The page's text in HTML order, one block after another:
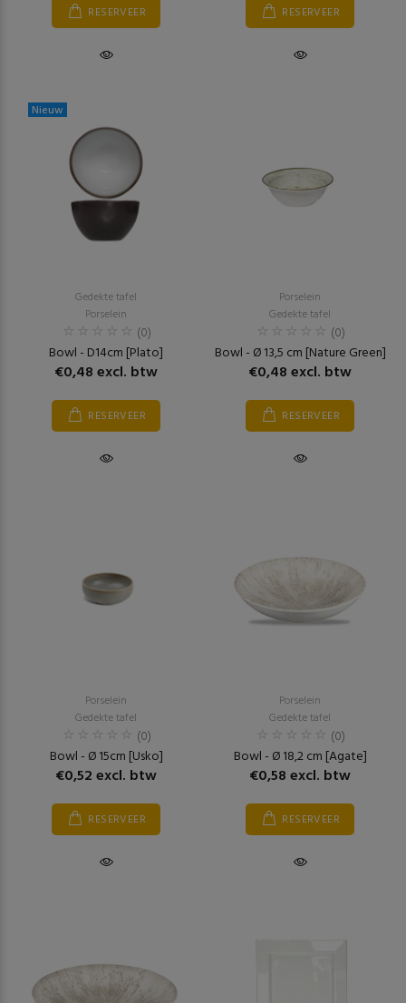
RESERVEER RESERVEER
Nieuw
Gedekte tafel
Porselein
(0)
Bowl - D14cm [Plato]
€0,48 excl. btw
RESERVEER
Porselein
Gedekte tafel
(0)
Bowl - Ø 13,5 cm [Nature Green]
€0,48 excl. btw
RESERVEER
Porselein
Gedekte tafel
(0)
Bowl - Ø 15cm [Usko]
€0,52 excl. btw
RESERVEER
Porselein
Gedekte tafel
(0)
Bowl - Ø 18,2 cm [Agate]
€0,58 excl. btw
RESERVEER